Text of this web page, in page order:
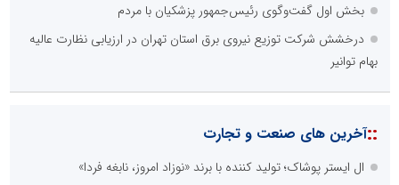
بخش اول گفت‌وگوی رئیس‌جمهور پزشکیان با مردم
درخشش شرکت توزیع نیروی برق استان تهران در ارزیابی نظارت عالیه
بهام توانیر
::آخرین های صنعت و تجارت
ال ایستر پوشاک؛ تولید کننده با برند «نوزاد امروز، نابغه فردا»